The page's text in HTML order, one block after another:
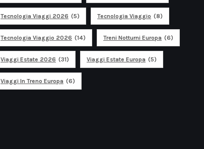
Tecnologia Viaggi 2026 (5) Tecnologia Viaggio (8)
Tecnologia Viaggio 2026 (14) Treni Notturni Europa (6)
Viaggi Estate 2026 (31) Viaggi Estate Europa (5)
Viaggi In Treno Europa (6)